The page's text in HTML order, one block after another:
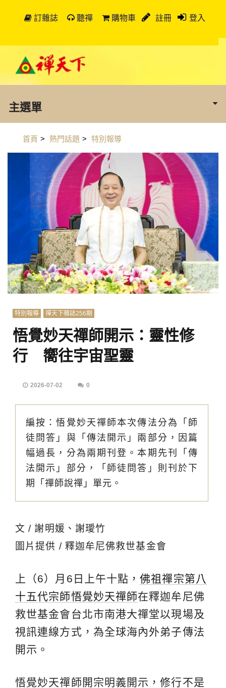
訂雜誌 聽禪 購物車 註冊 登入
主選單
首頁 > 熱門話題 > 特別報導
特別報導 禪天下雜誌256期
悟覺妙天禪師開示：靈性修
行 嚮往宇宙聖靈
2026-07-02 0
編按：悟覺妙天禪師本次傳法分為「師
徒問答」與「傳法開示」兩部分，因篇
幅過長，分為兩期刊登。本期先刊「傳
法開示」部分，「師徒問答」則刊於下
期「禪師說禪」單元。
文 / 謝明媛、謝璦竹
圖片提供 / 釋迦牟尼佛救世基金會
上（6）月6日上午十點，佛祖禪宗第八
十五代宗師悟覺妙天禪師在釋迦牟尼佛
救世基金會台北市南港大禪堂以現場及
視訊連線方式，為全球海內外弟子傳法
開示。
悟覺妙天禪師開宗明義開示，修行不是